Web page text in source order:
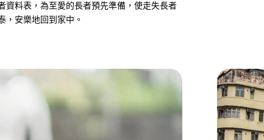
資料表，為至愛的長者預先準備，使走失長者
，安樂地回到家中。